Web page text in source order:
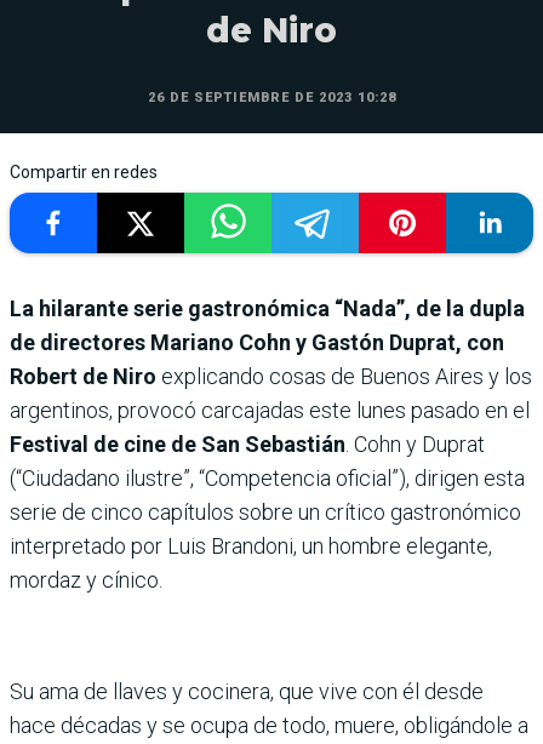
de Niro
26 DE SEPTIEMBRE DE 2023 10:28
Compartir en redes
La hilarante serie gastronómica “Nada”, de la dupla
de directores Mariano Cohn y Gastón Duprat, con
Robert de Niro explicando cosas de Buenos Aires y los
argentinos, provocó carcajadas este lunes pasado en el
Festival de cine de San Sebastián . Cohn y Duprat
(“Ciudadano ilustre”, “Competencia oficial”), dirigen esta
serie de cinco capítulos sobre un crítico gastronómico
interpretado por Luis Brandoni, un hombre elegante,
mordaz y cínico.
Su ama de llaves y cocinera, que vive con él desde
hace décadas y se ocupa de todo, muere, obligándole a